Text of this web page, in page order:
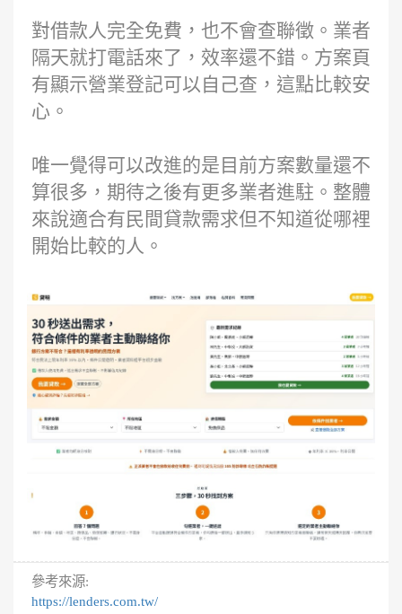
對借款人完全免費，也不會查聯徵。業者
隔天就打電話來了，效率還不錯。方案頁
有顯示營業登記可以自己查，這點比較安
心。
唯一覺得可以改進的是目前方案數量還不
算很多，期待之後有更多業者進駐。整體
來說適合有民間貸款需求但不知道從哪裡
開始比較的人。
參考來源:
https://lenders.com.tw/